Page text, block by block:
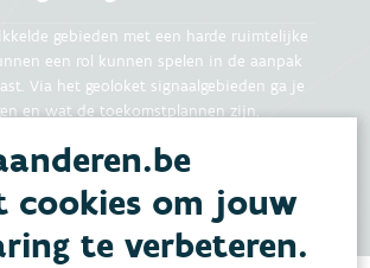
gebieden met een harde ruimtelijke
een rol kunnen spelen in de aanpak
Via het geoloket signaalgebieden ga je
en wat de toekomstplannen zijn.
cookies om jouw
te verbeteren.